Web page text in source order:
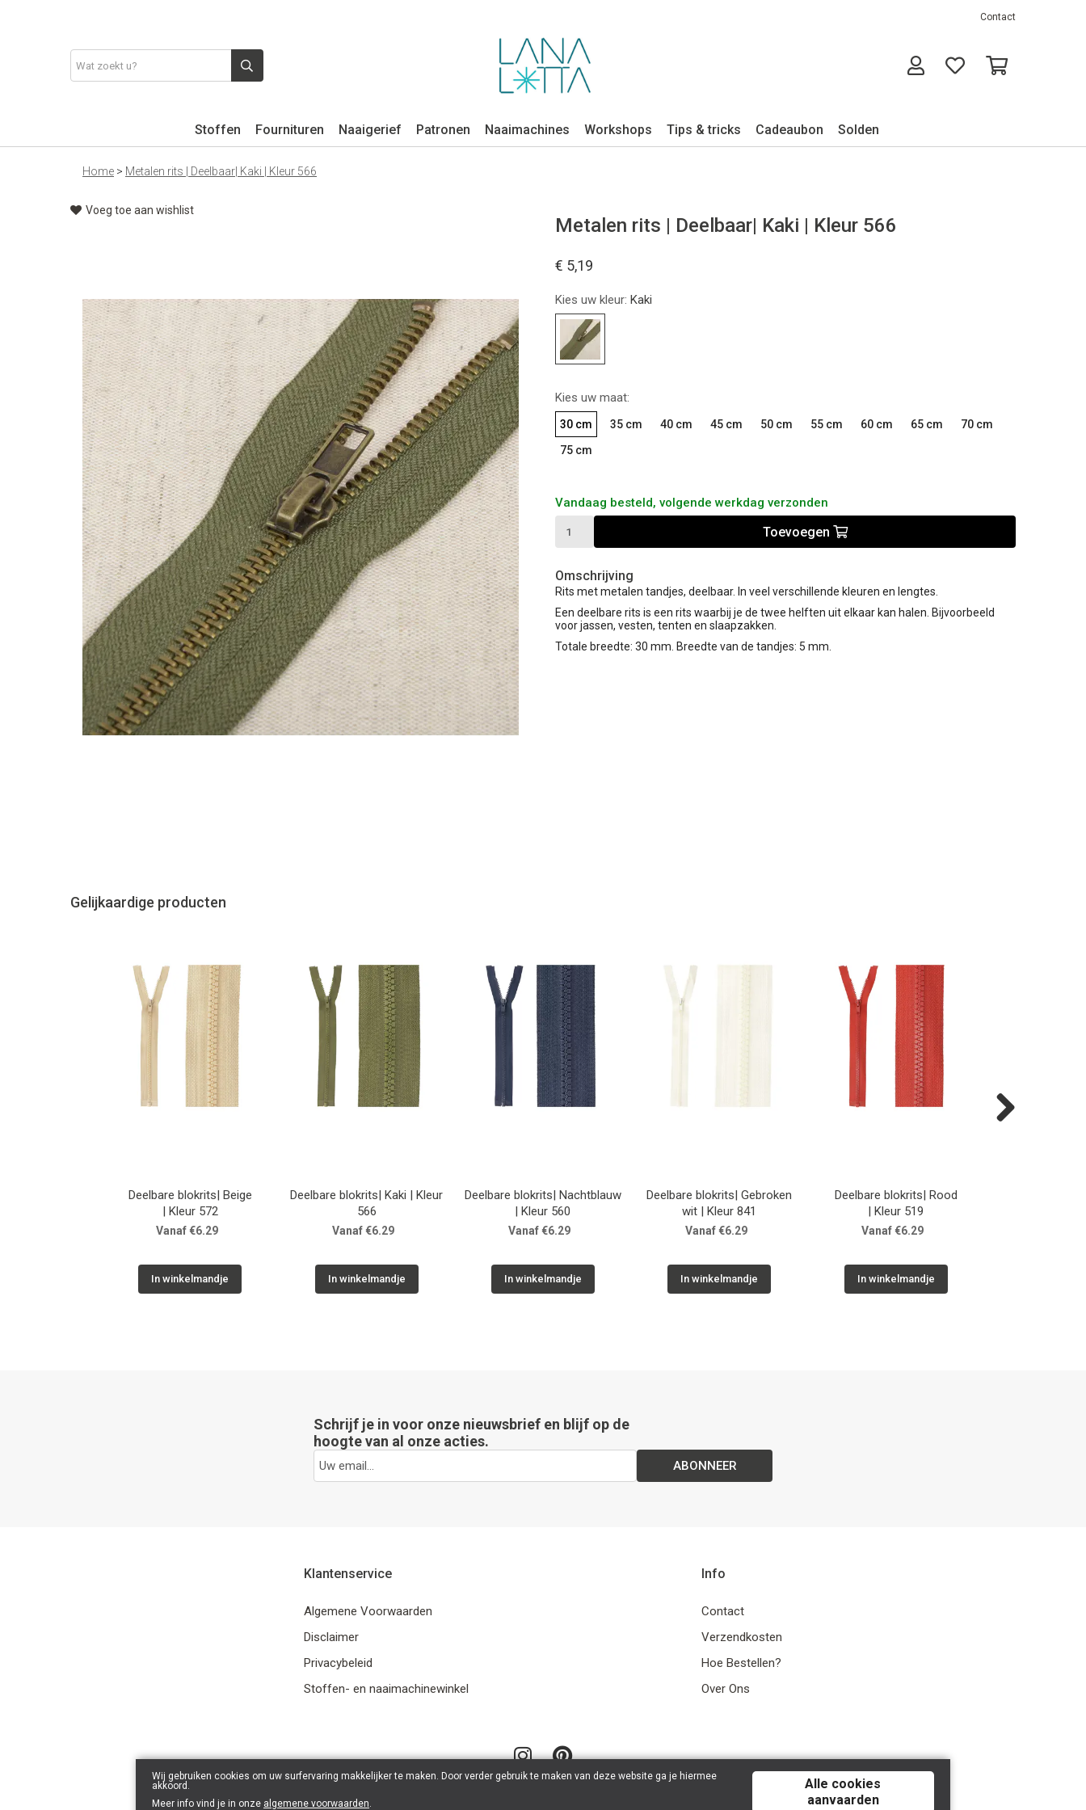
Contact
Stoffen Fournituren Naaigerief Patronen Naaimachines Workshops Tips & tricks Cadeaubon Solden
Home > Metalen rits | Deelbaar| Kaki | Kleur 566
Voeg toe aan wishlist
Metalen rits | Deelbaar| Kaki | Kleur 566
€ 5,19
Kies uw kleur: Kaki
Kies uw maat:
30 cm 35 cm 40 cm 45 cm 50 cm 55 cm 60 cm 65 cm
70 cm
75 cm
Vandaag besteld, volgende werkdag verzonden
Toevoegen
Omschrijving
Rits met metalen tandjes, deelbaar. In veel verschillende kleuren en lengtes.
Een deelbare rits is een rits waarbij je de twee helften uit elkaar kan halen. Bijvoorbeeld
voor jassen, vesten, tenten en slaapzakken.
Totale breedte: 30 mm. Breedte van de tandjes: 5 mm.
Gelijkaardige producten
Deelbare blokrits| Beige
| Kleur 572
Vanaf €6.29
In winkelmandje
Deelbare blokrits| Kaki | Kleur
566
Vanaf €6.29
In winkelmandje
Deelbare blokrits| Nachtblauw
| Kleur 560
Vanaf €6.29
In winkelmandje
Deelbare blokrits| Gebroken
wit | Kleur 841
Vanaf €6.29
In winkelmandje
Deelbare blokrits| Rood
| Kleur 519
Vanaf €6.29
In winkelmandje
Schrijf je in voor onze nieuwsbrief en blijf op de
hoogte van al onze acties.
ABONNEER
Klantenservice
Algemene Voorwaarden
Disclaimer
Privacybeleid
Stoffen- en naaimachinewinkel
Info
Contact
Verzendkosten
Hoe Bestellen?
Over Ons
Wij gebruiken cookies om uw surfervaring makkelijker te maken. Door verder gebruik te maken van deze website ga je hiermee
akkoord.
Meer info vind je in onze algemene voorwaarden.
Alle cookies
aanvaarden